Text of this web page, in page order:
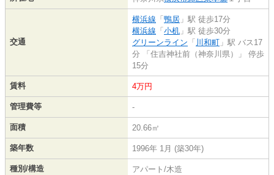
交通
横浜線 「 鴨居 」駅 徒歩17分
横浜線 「 小机 」駅 徒歩30分
グリーンライン 「 川和町 」駅 バス17
分 「住吉神社前（神奈川県）」 停歩
15分
賃料 4万円
管理費等 -
面積 20.66㎡
築年数 1996年 1月 (築30年)
種別/構造 アパート/木造